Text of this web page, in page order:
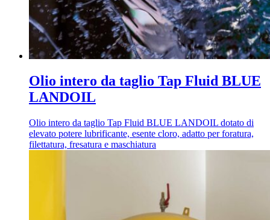
Olio intero da taglio Tap Fluid BLUE
LANDOIL
Olio intero da taglio Tap Fluid BLUE LANDOIL dotato di
elevato potere lubrificante, esente cloro, adatto per foratura,
filettatura, fresatura e maschiatura